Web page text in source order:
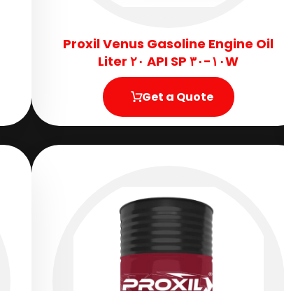
Proxil Venus Gasoline Engine Oil
١٠W-٣٠ API SP ٢٠ Liter
Get a Quote